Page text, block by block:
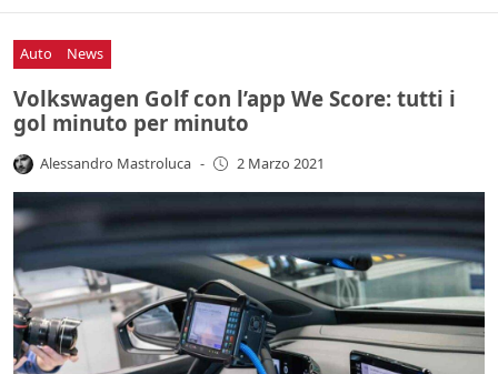
Auto News
Volkswagen Golf con l’app We Score: tutti i
gol minuto per minuto
Alessandro Mastroluca - 2 Marzo 2021